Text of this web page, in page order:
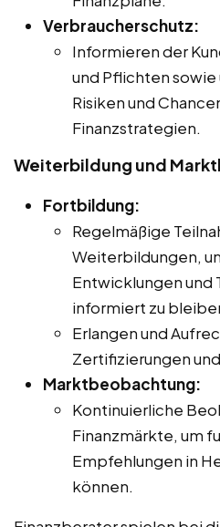
Verbraucherschutz:
Informieren der
und Pflichten
Risiken und
Finanzstrategien.
Weiterbildung und
Fortbildung:
Regelmäßige
Weiterbildungen,
Entwicklungen und
informiert zu
Erlangen und
Zertifizierungen
Marktbeobachtung:
Kontinuierliche
Finanzmärkte, um
Empfehlungen in
können.